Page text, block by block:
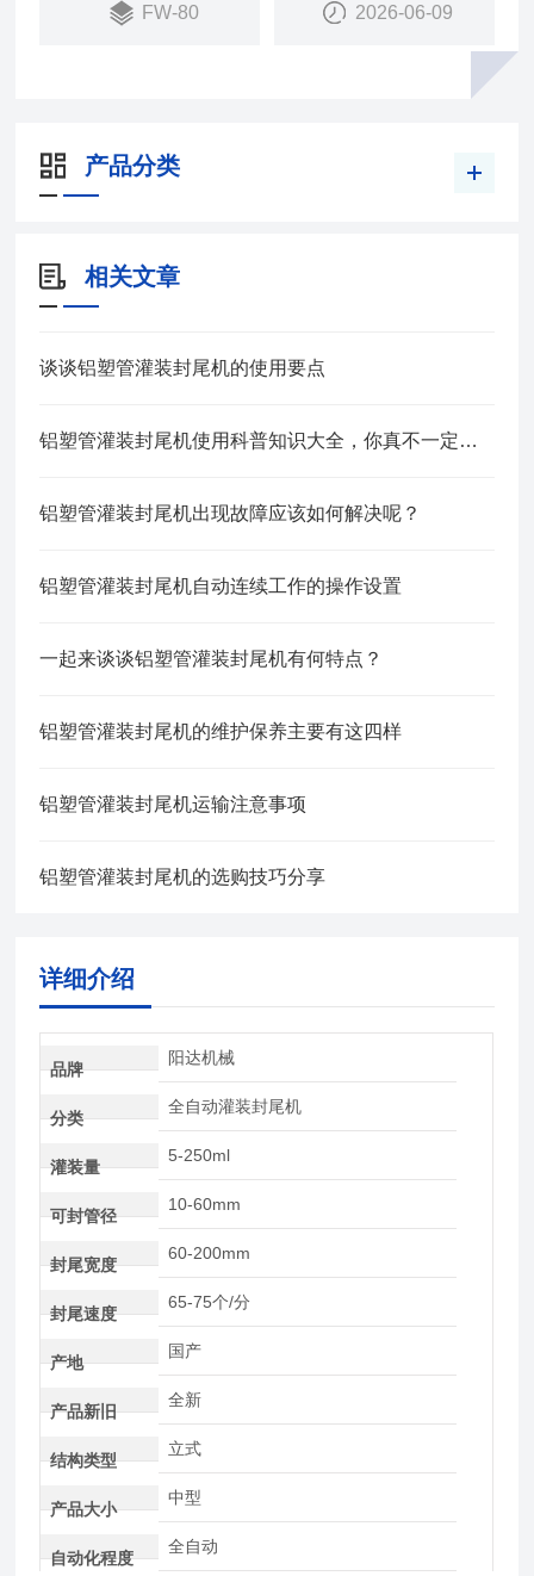
FW-80 2026-06-09
产品分类
相关文章
谈谈铝塑管灌装封尾机的使用要点
铝塑管灌装封尾机使用科普知识大全，你真不一定都懂！
铝塑管灌装封尾机出现故障应该如何解决呢？
铝塑管灌装封尾机自动连续工作的操作设置
一起来谈谈铝塑管灌装封尾机有何特点？
铝塑管灌装封尾机的维护保养主要有这四样
铝塑管灌装封尾机运输注意事项
铝塑管灌装封尾机的选购技巧分享
详细介绍
品牌
阳达机械
分类
全自动灌装封尾机
灌装量
5-250ml
可封管径
10-60mm
封尾宽度
60-200mm
封尾速度
65-75个/分
产地
国产
产品新旧
全新
结构类型
立式
产品大小
中型
自动化程度
全自动